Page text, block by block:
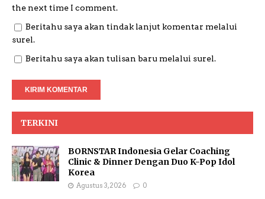
the next time I comment.
Beritahu saya akan tindak lanjut komentar melalui
surel.
Beritahu saya akan tulisan baru melalui surel.
TERKINI
BORNSTAR Indonesia Gelar Coaching
Clinic & Dinner Dengan Duo K-Pop Idol
Korea
Agustus 3, 2026 0